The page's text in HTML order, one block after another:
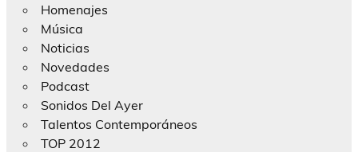
Homenajes
Música
Noticias
Novedades
Podcast
Sonidos Del Ayer
Talentos Contemporáneos
TOP 2012